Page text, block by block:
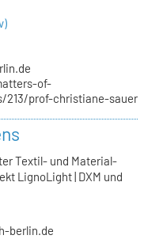
of-
213/prof-christiane-sauer
Textil- und Material-
LignoLight | DXM und
berlin.de